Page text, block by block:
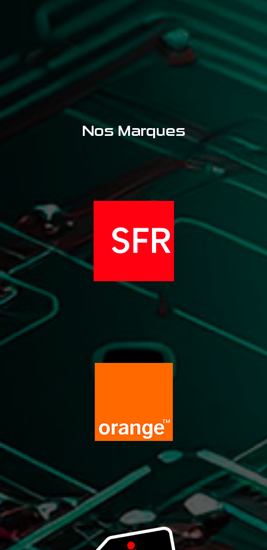
Nos Marques